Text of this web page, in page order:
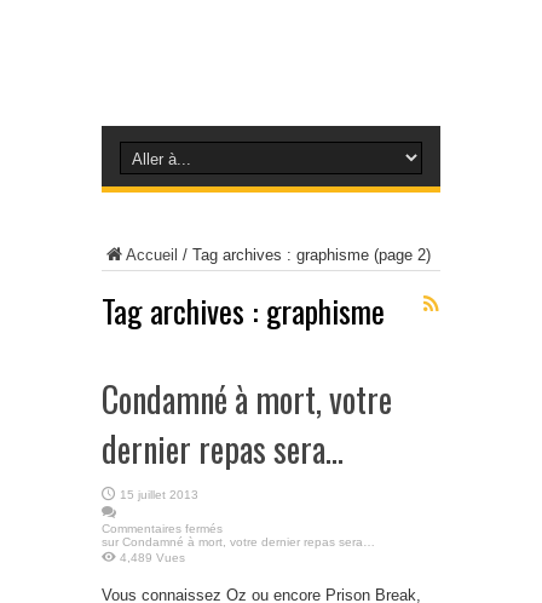
Accueil / Tag archives : graphisme (page 2)
Tag archives : graphisme
Condamné à mort, votre
dernier repas sera…
15 juillet 2013
Commentaires fermés
sur Condamné à mort, votre dernier repas sera…
4,489 Vues
Vous connaissez Oz ou encore Prison Break,